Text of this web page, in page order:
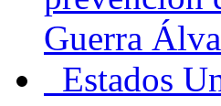
Guerra
Estados